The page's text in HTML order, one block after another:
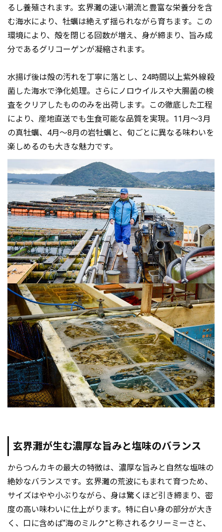
るし養殖されます。玄界灘の速い潮流と豊富な栄養分を含
む海水により、牡蠣は絶えず揺られながら育ちます。この
環境により、殻を閉じる回数が増え、身が締まり、旨み成
分であるグリコーゲンが凝縮されます。
水揚げ後は殻の汚れを丁寧に落とし、24時間以上紫外線殺
菌した海水で浄化処理。さらにノロウイルスや大腸菌の検
査をクリアしたもののみを出荷します。この徹底した工程
により、産地直送でも生食可能な品質を実現。11月～3月
の真牡蠣、4月～8月の岩牡蠣と、旬ごとに異なる味わいを
楽しめるのも大きな魅力です。
玄界灘が生む濃厚な旨みと塩味のバランス
からつんカキの最大の特徴は、濃厚な旨みと自然な塩味の
絶妙なバランスです。玄界灘の荒波にもまれて育つため、
サイズはやや小ぶりながら、身は驚くほど引き締まり、密
度の高い味わいに仕上がります。特に白い身の部分が大き
く、口に含めば“海のミルク”と称されるクリーミーさと、